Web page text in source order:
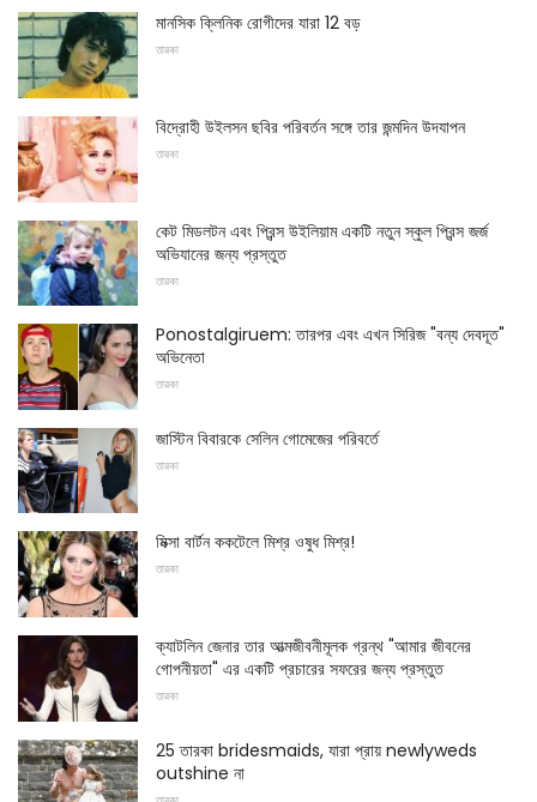
মানসিক ক্লিনিক রোগীদের যারা 12 বড়
তারকা
বিদ্রোহী উইলসন ছবির পরিবর্তন সঙ্গে তার জন্মদিন উদযাপন
তারকা
কেট মিডলটন এবং প্রিন্স উইলিয়াম একটি নতুন স্কুল প্রিন্স জর্জ
অভিযানের জন্য প্রস্তুত
তারকা
Ponostalgiruem: তারপর এবং এখন সিরিজ "বন্য দেবদূত"
অভিনেতা
তারকা
জাস্টিন বিবারকে সেলিন গোমেজের পরিবর্তে
তারকা
মিক্সা বার্টন ককটেলে মিশ্র ওষুধ মিশ্র!
তারকা
ক্যাটলিন জেনার তার আত্মজীবনীমূলক গ্রন্থ "আমার জীবনের
গোপনীয়তা" এর একটি প্রচারের সফরের জন্য প্রস্তুত
তারকা
25 তারকা bridesmaids, যারা প্রায় newlyweds
outshine না